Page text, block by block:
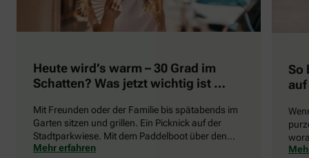
Heute wird’s warm – 30 Grad im
Schatten? Was jetzt wichtig ist …
Mit Freunden oder der Familie bis spätabends im
Garten sitzen und grillen. Ein Picknick auf der
Stadtparkwiese. Mit dem Paddelboot über den
See gleiten oder eine Radtour durch die blühende
Mehr erfahren
So
die